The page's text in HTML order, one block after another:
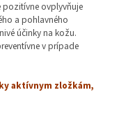
pozitívne ovplyvňuje
a pohlavného
účinky na kožu.
v prípade
aktívnym zložkám,